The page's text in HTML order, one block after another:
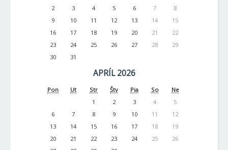
2
3 4 5 6 7
8
9
10 11 12 13 14
15
16
17 18 19 20 21
22
23
24 25 26 27 28
29
30
31
APRÍL 2026
Pon Ut Str Štv Pia So
Ne
1
2 3 4
5
6
7 8 9 10 11
12
13
14 15 16 17 18
19
20
21 22 23 24 25
26